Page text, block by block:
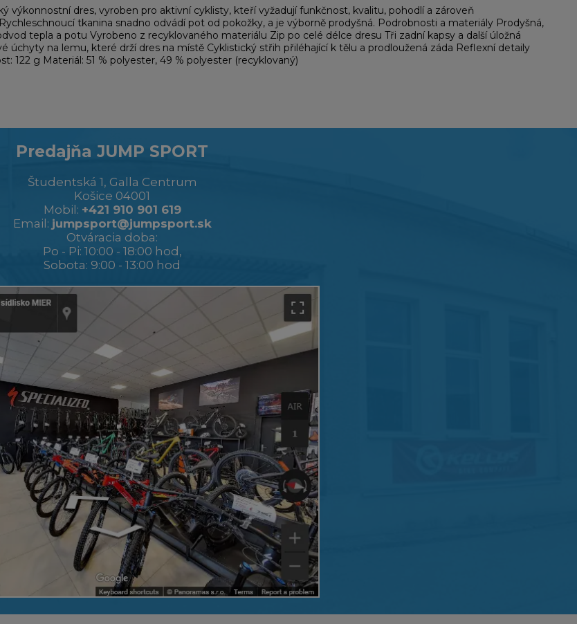
výkonnostní dres, vyroben pro aktivní cyklisty, kteří vyžadují funkčnost, kvalitu, pohodlí a zároveň
tkanina snadno odvádí pot od pokožky, a je výborně prodyšná. Podrobnosti a materiály Prodyšná,
tepla a potu Vyrobeno z recyklovaného materiálu Zip po celé délce dresu Tři zadní kapsy a další úložná
úchyty na lemu, které drží dres na místě Cyklistický střih přiléhající k tělu a prodloužená záda Reflexní detaily
122 g Materiál: 51 % polyester, 49 % polyester (recyklovaný)
Predajňa JUMP SPORT
Študentská 1, Galla Centrum
Košice 04001
Mobil: +421 910 901 619
Email: jumpsport@jumpsport.sk
Otváracia doba:
Po - Pi: 10:00 - 18:00 hod,
Sobota: 9:00 - 13:00 hod